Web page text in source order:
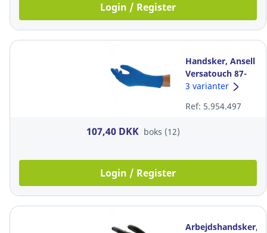
Login / Register
Handsker, Ansell
Versatouch 87-
195, str. 8,5-9,
3 varianter
Ref: 5.954.497
107,40 DKK boks (12)
Login / Register
Arbejdshandsker,